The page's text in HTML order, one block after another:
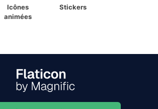
Icônes
animées
Stickers